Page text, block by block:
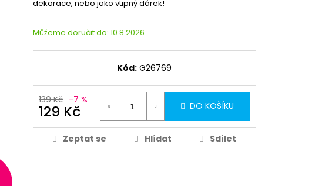
dekorace, nebo jako vtipný dárek!
Můžeme doručit do: 10.8.2026
Kód: G26769
139 Kč –7 %
129 Kč DO KOŠÍKU
Zeptat se Hlídat Sdílet